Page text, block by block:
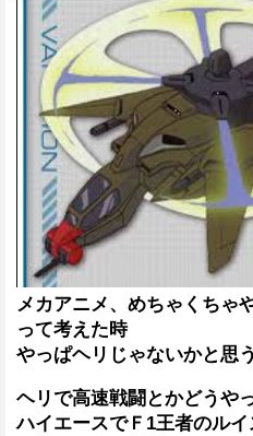
メカアニメ、めちゃくちゃ
って考えた時
やっぱヘリじゃないかと思う
ヘリで高速戦闘とかどうや
ハイエースでＦ1王者のル